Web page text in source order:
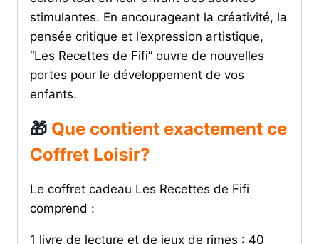
stimulantes. En encourageant la créativité, la
pensée critique et l’expression artistique,
“Les Recettes de Fifi” ouvre de nouvelles
portes pour le développement de vos
enfants.
🎁 Que contient exactement ce
Coffret Loisir?
Le coffret cadeau Les Recettes de Fifi
comprend :
1 livre de lecture et de jeux de rimes : 40